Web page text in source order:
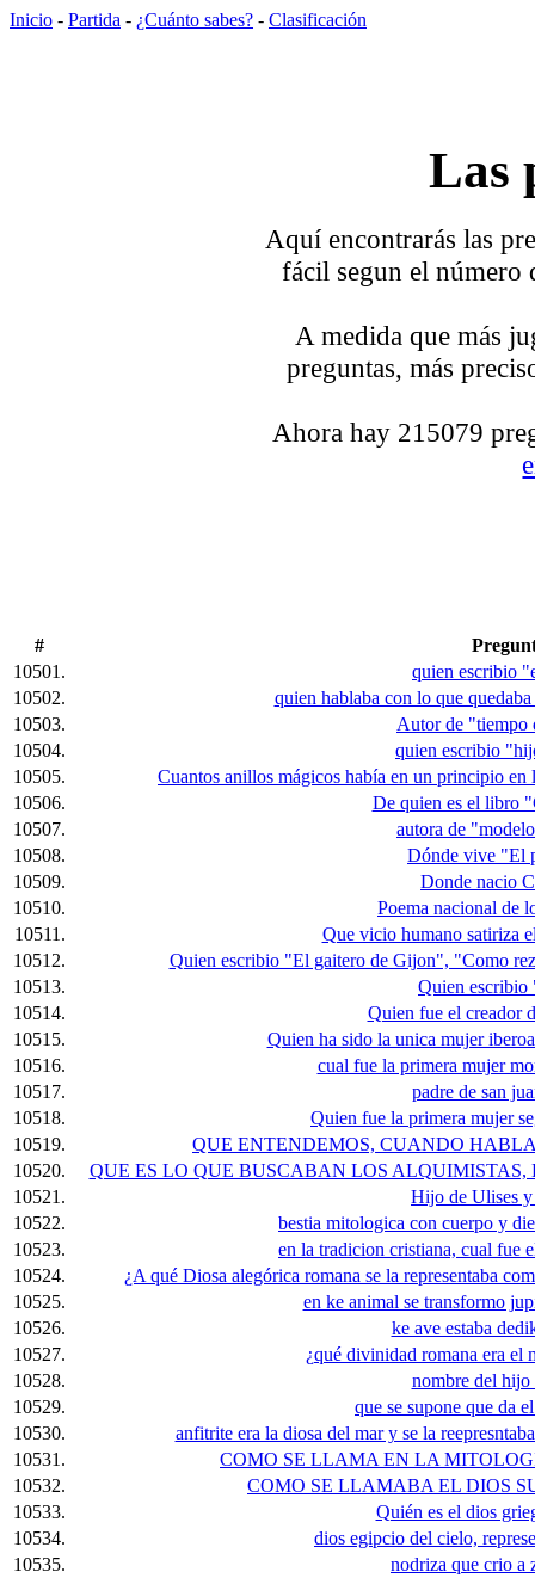
Inicio - Partida - ¿Cuánto sabes? - Clasificación
Las
Aquí encontrarás las
fácil segun el número
A medida que más
preguntas, más
Ahora hay 215079
#
10501.
quien escribio
10502.
quien hablaba con lo que
10503.
Autor de "tiempo
10504.
quien escribio
10505.
Cuantos anillos mágicos había en un principio
10506.
De quien es el libro
10507.
autora de
10508.
Dónde vive "El
10509.
Donde nacio
10510.
Poema nacional de
10511.
Que vicio humano satiriza
10512.
Quien escribio "El gaitero de Gijon", "Como
10513.
Quien escribio
10514.
Quien fue el creador
10515.
Quien ha sido la unica mujer
10516.
cual fue la primera mujer
10517.
padre de san
10518.
Quien fue la primera mujer
10519.
QUE ENTENDEMOS, CUANDO
10520.
QUE ES LO QUE BUSCABAN LOS
10521.
Hijo de Ulises y
10522.
bestia mitologica con cuerpo y
10523.
en la tradicion cristiana, cual fue
10524.
¿A qué Diosa alegórica romana se la representaba
10525.
en ke animal se transformo
10526.
ke ave estaba
10527.
¿qué divinidad romana era el
10528.
nombre del hijo
10529.
que se supone que da
10530.
anfitrite era la diosa del mar y se la
10531.
COMO SE LLAMA EN LA
10532.
COMO SE LLAMABA EL DIOS
10533.
Quién es el dios
10534.
dios egipcio del cielo,
10535.
nodriza que crio a